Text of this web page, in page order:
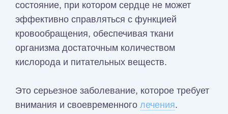
состояние, при котором сердце не может
эффективно справляться с функцией
кровообращения, обеспечивая ткани
организма достаточным количеством
кислорода и питательных веществ.
Это серьезное заболевание, которое требует
внимания и своевременного лечения.